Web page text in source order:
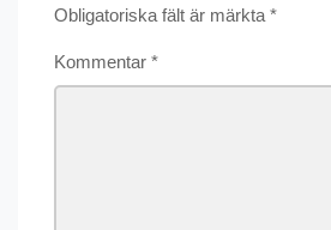
Obligatoriska fält är märkta *
Kommentar *